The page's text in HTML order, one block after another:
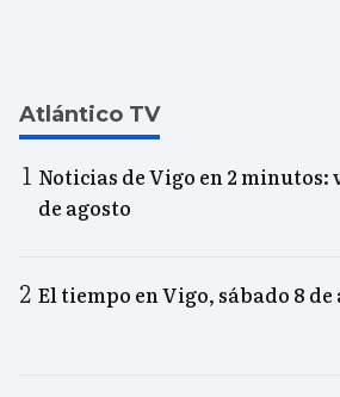
Atlántico TV
Noticias de Vigo en 2 minutos:
de agosto
El tiempo en Vigo, sábado 8 de